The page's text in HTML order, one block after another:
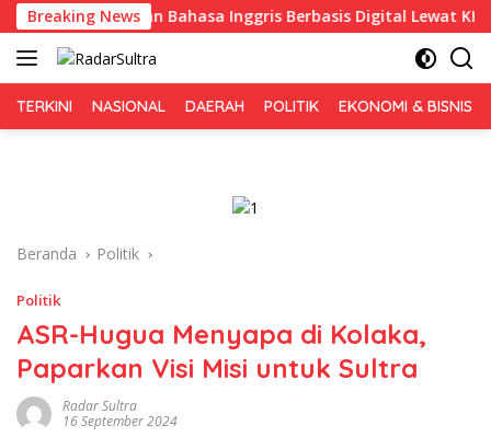
Langsung
ke
konten
Breaking News
Pembelajaran Bahasa Inggris Berbasis Digital Lewat KKN
TERKINI NASIONAL DAERAH POLITIK EKONOMI & BISNIS
Beranda Politik
Politik
ASR-Hugua Menyapa di Kolaka,
Paparkan Visi Misi untuk Sultra
Radar Sultra
16 September 2024